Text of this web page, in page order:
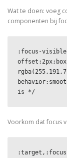
Wat te doen: voeg
componenten bij
:focus-
is */
Voorkom dat focus